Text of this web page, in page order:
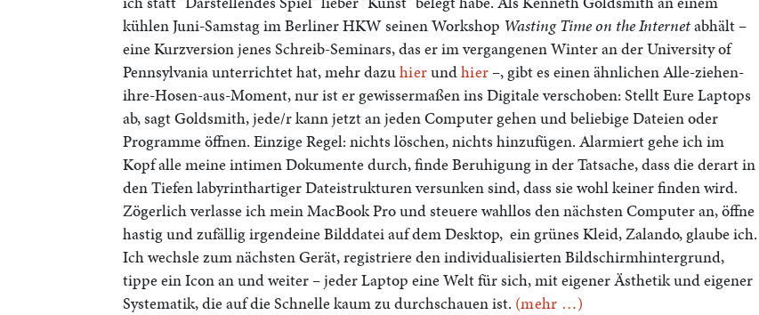
kühlen Juni-Samstag im Berliner HKW seinen Workshop Wasting Time on the Internetabhält –
eine Kurzversion jenes Schreib-Seminars, das er im vergangenen Winter an der University of
Pennsylvania unterrichtet hat, mehr dazuhierundhier –, gibt es einen ähnlichen Alle-ziehen-
ihre-Hosen-aus-Moment, nur ist er gewissermaßen ins Digitale verschoben: Stellt Eure Laptops
ab, sagt Goldsmith, jede/r kann jetzt an jeden Computer gehen und beliebige Dateien oder
Programme öffnen. Einzige Regel: nichts löschen, nichts hinzufügen. Alarmiert gehe ich im
Kopf alle meine intimen Dokumente durch, finde Beruhigung in der Tatsache, dass die derart in
den Tiefen labyrinthartiger Dateistrukturen versunken sind, dass sie wohl keiner finden wird.
Zögerlich verlasse ich mein MacBook Pro und steuere wahllos den nächsten Computer an, öffne
hastig und zufällig irgendeine Bilddatei auf dem Desktop, ein grünes Kleid, Zalando, glaube ich.
Ich wechsle zum nächsten Gerät, registriere den individualisierten Bildschirmhintergrund,
tippe ein Icon an und weiter – jeder Laptop eine Welt für sich, mit eigener Ästhetik und eigener
Systematik, die auf die Schnelle kaum zu durchschauen ist. (mehr …)